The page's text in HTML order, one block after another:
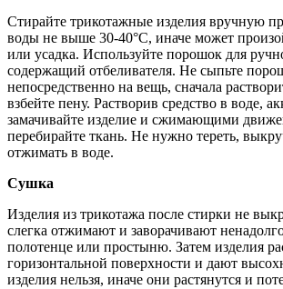
Стирайте трикотажные изделия вручную
воды не выше 30-40°С, иначе может
или усадка. Используйте порошок для
содержащий отбеливателя. Не сыпьте
непосредственно на вещь, сначала
взбейте пену. Растворив средство в воде,
замачивайте изделие и сжимающими
перебирайте ткань. Не нужно тереть,
отжимать в воде.
Сушка
Изделия из трикотажа после стирки не
слегка отжимают и заворачивают
полотенце или простыню. Затем изделия
горизонтальной поверхности и дают
изделия нельзя, иначе они растянутся и